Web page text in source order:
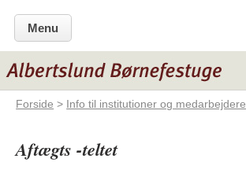
Menu
Forside > Info til institutioner og medarbejdere
Aftægts -teltet